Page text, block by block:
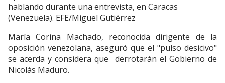
hablando durante una entrevista, en Caracas
(Venezuela). EFE/Miguel Gutiérrez
María Corina Machado, reconocida dirigente de la
oposición venezolana, aseguró que el "pulso desicivo"
se acerda y considera que derrotarán el Gobierno de
Nicolás Maduro.